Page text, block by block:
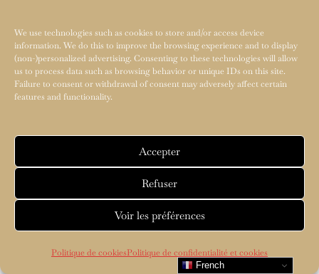
We use technologies such as cookies to store and/or access device
information. We do this to improve the browsing experience and to display
(non-)personalized advertising. Consenting to these technologies will allow
us to process data such as browsing behavior or unique IDs on this site.
Failure to consent or withdrawal of consent may adversely affect certain
features and functionality.
Accepter
Refuser
Voir les préférences
Politique de cookiesPolitique de confidentialité et cookies
French